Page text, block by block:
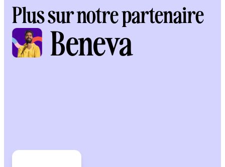
Plus sur notre partenaire
Beneva